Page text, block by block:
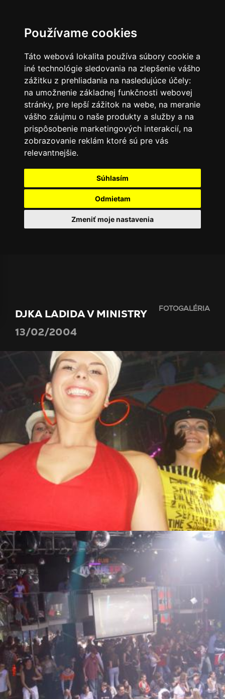
Používame cookies
Táto webová lokalita používa súbory cookie a
iné technológie sledovania na zlepšenie vášho
zážitku z prehliadania na nasledujúce účely:
na umožnenie základnej funkčnosti webovej
stránky, pre lepší zážitok na webe, na meranie
vášho záujmu o naše produkty a služby a na
prispôsobenie marketingových interakcií, na
zobrazovanie reklám ktoré sú pre vás
relevantnejšie.
Súhlasím
Odmietam
Zmeniť moje nastavenia
DJKA LADIDA V MINISTRY
13/02/2004
FOTOGALÉRIA